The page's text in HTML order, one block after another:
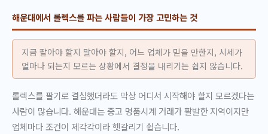
해운대에서 롤렉스를 파는 사람들이 가장 고민하는 것
지금 팔아야 할지 말아야 할지, 어느 업체가 믿을 만한지, 시세가
얼마나 되는지 모르는 상황에서 결정을 내리기는 쉽지 않습니다.
롤렉스를 팔기로 결심했더라도 막상 어디서 시작해야 할지 모르겠다는
사람이 많습니다. 해운대는 중고 명품시계 거래가 활발한 지역이지만
업체마다 조건이 제각각이라 헷갈리기 쉽습니다.